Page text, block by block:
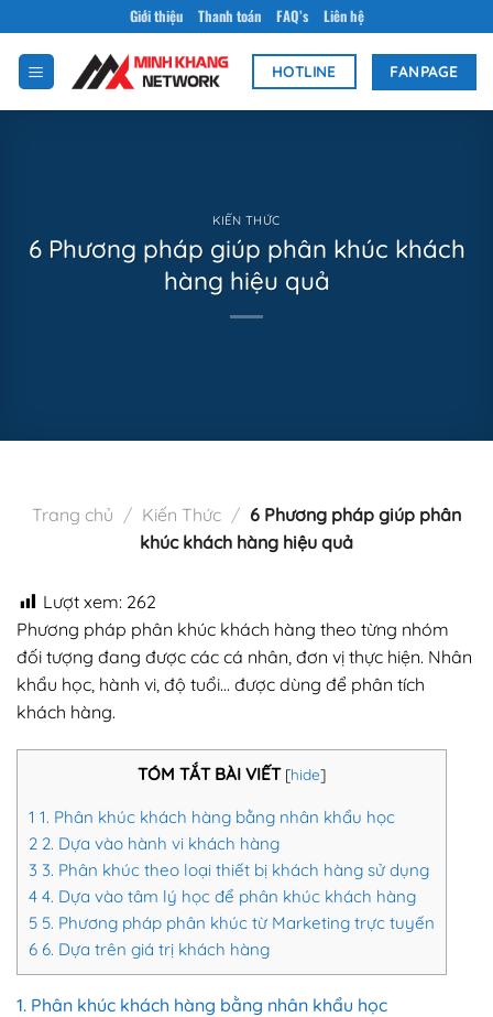
dung
Giới thiệu Thanh toán FAQ’s Liên hệ
HOTLINE FANPAGE
KIẾN THỨC
6 Phương pháp giúp phân khúc khách
hàng hiệu quả
Trang chủ / Kiến Thức / 6 Phương pháp giúp phân
khúc khách hàng hiệu quả
Lượt xem: 262
Phương pháp phân khúc khách hàng theo từng nhóm
đối tượng đang được các cá nhân, đơn vị thực hiện. Nhân
khẩu học, hành vi, độ tuổi… được dùng để phân tích
khách hàng.
TÓM TẮT BÀI VIẾT [hide]
1 1. Phân khúc khách hàng bằng nhân khẩu học
2 2. Dựa vào hành vi khách hàng
3 3. Phân khúc theo loại thiết bị khách hàng sử dụng
4 4. Dựa vào tâm lý học để phân khúc khách hàng
5 5. Phương pháp phân khúc từ Marketing trực tuyến
6 6. Dựa trên giá trị khách hàng
1. Phân khúc khách hàng bằng nhân khẩu học